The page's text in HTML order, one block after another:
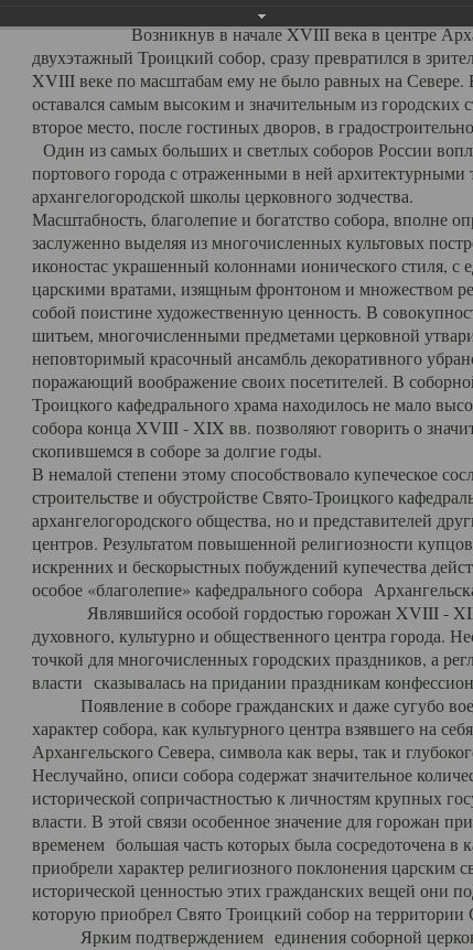
Возникнув в начале XVIII века в центре
двухэтажный Троицкий собор, сразу превратился в
XVIII веке по масштабам ему не было равных на
оставался самым высоким и значительным из
второе место, после гостиных дворов, в
Один из самых больших и светлых соборов России
портового города с отраженными в ней
архангелогородской школы церковного зодчества.
Масштабность, благолепие и богатство собора, вполне
заслуженно выделяя из многочисленных культовых
иконостас украшенный колоннами ионического стиля,
царскими вратами, изящным фронтоном и множеством
собой поистине художественную ценность. В
шитьем, многочисленными предметами церковной
неповторимый красочный ансамбль декоративного
поражающий воображение своих посетителей. В
Троицкого кафедрального храма находилось не мало
собора конца XVIII - XIX вв. позволяют говорить о
скопившемся в соборе за долгие годы.
В немалой степени этому способствовало купеческое
строительстве и обустройстве Свято-Троицкого
архангелогородского общества, но и представителей
центров. Результатом повышенной религиозности
искренних и бескорыстных побуждений купечества
особое «благолепие» кафедрального собора
Являвшийся особой гордостью горожан XVIII - XIX
духовного, культурно и общественного центра города.
точкой для многочисленных городских праздников, а
власти сказывалась на придании праздникам
Появление в соборе гражданских и даже сугубо
характер собора, как культурного центра взявшего на
Архангельского Севера, символа как веры, так и
Неслучайно, описи собора содержат значительное
исторической сопричастностью к личностям крупных
власти. В этой связи особенное значение для горожан
временем большая часть которых была сосредоточена в
приобрели характер религиозного поклонения царским
исторической ценностью этих гражданских вещей они
которую приобрел Свято Троицкий собор на территории
Ярким подтверждением единения соборной